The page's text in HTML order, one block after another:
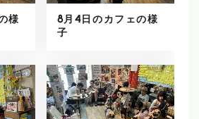
様
8月4日のカフェの様
子